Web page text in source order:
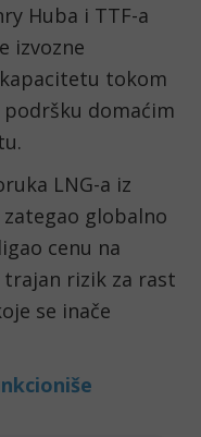
Huba i TTF-a
izvozne
tokom
domaćim
LNG-a iz
globalno
cenu na
trajan rizik za rast
se inače